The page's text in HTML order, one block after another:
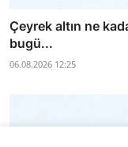
Çeyrek altın ne
bugü...
06.08.2026 12:25